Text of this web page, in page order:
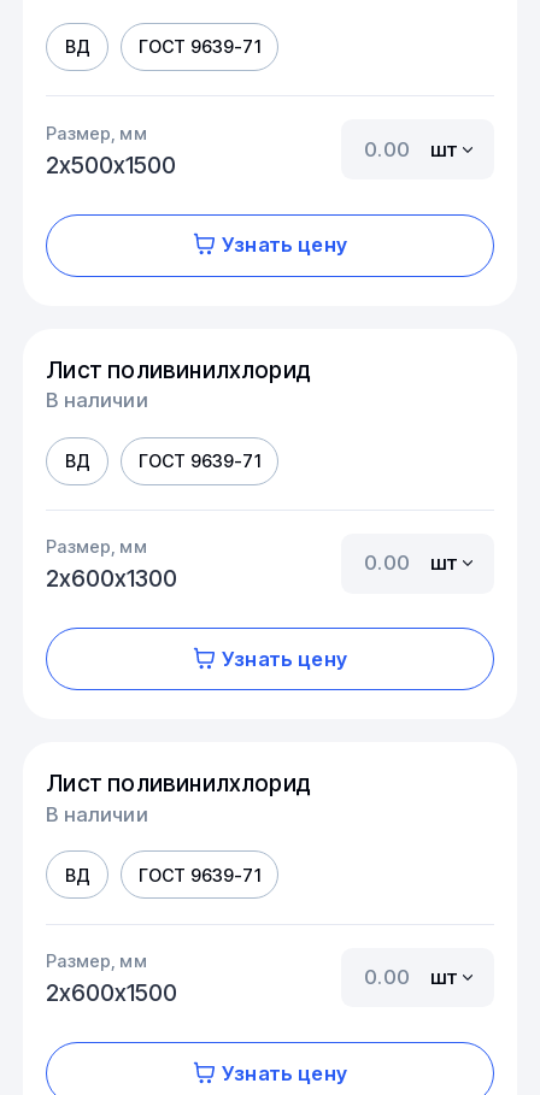
ВД ГОСТ 9639-71
Размер, мм
2х500х1500
шт
Узнать цену
Лист поливинилхлорид
В наличии
ВД ГОСТ 9639-71
Размер, мм
2х600х1300
шт
Узнать цену
Лист поливинилхлорид
В наличии
ВД ГОСТ 9639-71
Размер, мм
2х600х1500
шт
Узнать цену